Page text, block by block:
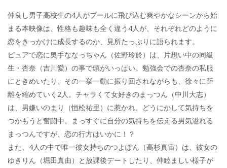
仲良し男子高校生の4人がプールに飛び込む爽やかなシーンから始
まる本映像は、性格も趣味も全く違う4人が、それぞれどのように
恋をきっかけに成長するのか、見所たっぷりに語られます。
ピュアで恋に奥手ななっちゃん（佐野玲於）は、片想い中の同級
生・杏奈（吉川愛）の事で頭がいっぱい。勉強会での杏奈の私服
にときめいたり、その一挙一動に振り回されながらも、徐々に距
離を縮めていく2人。チャラくて女好きのまっつん（中川大志）
は、男嫌いのまり（恒松祐里）に惹かれ、どうにかして気持ちを
つかもうと奮闘中。まっすぐに自分の気持ちを伝える男気溢れる
まっつんですが、恋の行方はいかに！？
また、4人の中で唯一彼女持ちのつよぽん（高杉真宙）は、彼女の
ゆきりん（堀田真由）と放課後デートしたり、仲睦ましい様子が